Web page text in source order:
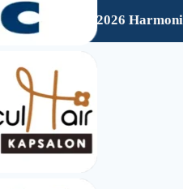
© 2026